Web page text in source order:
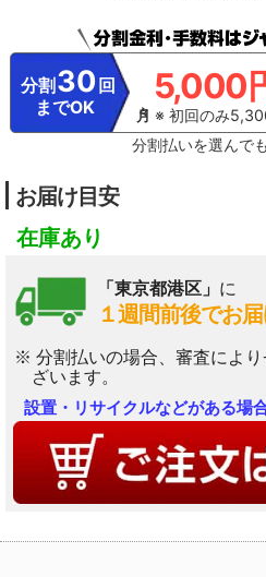
分割 30 回
までOK
5,000
※ 初回のみ
分割払いを選んで
お届け目安
在庫あり
「東京都港区」 に
１週間前後でお
※ 分割払いの場合、審査によ
ざいます。
設置・リサイクルなどがある場